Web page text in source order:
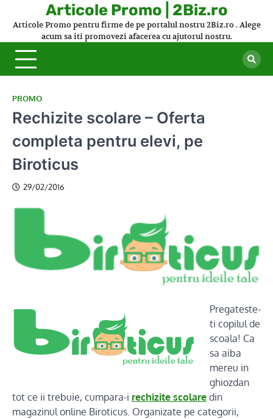
Articole Promo | 2Biz.ro
Articole Promo pentru firme de pe portalul nostru 2Biz.ro . Alege
acum sa iti promovezi afacerea cu ajutorul nostru.
PROMO
Rechizite scolare – Oferta
completa pentru elevi, pe
Biroticus
29/02/2016
Pregateste-
ti copilul de
scoala! Ca
sa aiba
mereu in
ghiozdan
tot ce ii trebuie, cumpara-i rechizite scolare din
magazinul online Biroticus. Organizate pe categorii,